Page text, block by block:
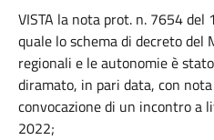
VISTA la nota prot. n. 7654 del
quale lo schema di decreto
regionali e le autonomie è
diramato, in pari data, con
convocazione di un incontro a
2022;